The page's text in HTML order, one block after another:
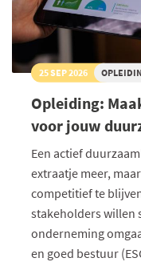
25 SEP 2026
Opleiding:
voor jouw
Een actief
extraatje meer,
competitief te
stakeholders willen
onderneming
en goed bestuur